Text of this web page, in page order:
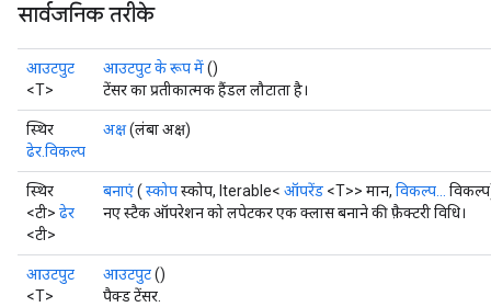
सार्वजनिक तरीके
आउटपुट
<T>
आउटपुट के रूप में()
टेंसर का प्रतीकात्मक हैंडल लौटाता है।
स्थिर
ढेर.विकल्प
अक्ष(लंबा अक्ष)
स्थिर
<टी> ढेर
<टी>
बनाएं( स्कोपस्कोप, Iterable< ऑपरेंड <T>> मान, विकल्प...
नए स्टैक ऑपरेशन को लपेटकर एक क्लास बनाने की फ़ैक्टरी विधि।
आउटपुट
<T>
आउटपुट()
पैक्ड टेंसर.